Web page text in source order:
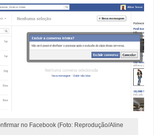
no Facebook (Foto: Reprodução/Aline